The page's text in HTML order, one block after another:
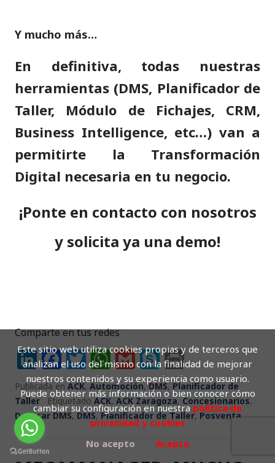
Este sitio web utiliza cookies propias y de terceros que
analizan el uso del mismo con la finalidad de mejorar
nuestros contenidos y su experiencia como usuario.
Puede obtener más información o bien conocer cómo
cambiar su configuración en nuestrapolítica de
privacidad y cookies
No acepto
Acepto
Y mucho más…
En definitiva, todas nuestras
herramientas (DMS, Planificador de
Taller, Módulo de Fichajes, CRM,
Business Intelligence, etc…) van a
permitirte la Transformación
Digital necesaria en tu negocio.
¡Ponte en contacto con nosotros
y solicita ya una demo!
Comparte en tus redes
Li
n
k
e
dI
n
F
a
c
e
o
T
w
it
te
r
W
h
a
ts
A
p
G
m
ai
l
S
k
y
p
e
P
ri
n
t
Publicada en ACK,Automoción,DMS,Planificador de
Taller
EtiquetadoACK,ACK Zaragoza,Concesionarios,
Datacar DMS,DMS,Planificador de Taller, Posventa